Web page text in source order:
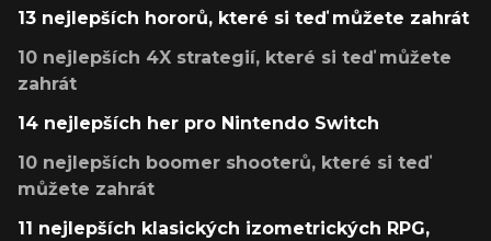
13 nejlepších hororů, které si teď můžete zahrát
10 nejlepších 4X strategií, které si teď můžete
zahrát
14 nejlepších her pro Nintendo Switch
10 nejlepších boomer shooterů, které si teď
můžete zahrát
11 nejlepších klasických izometrických RPG,